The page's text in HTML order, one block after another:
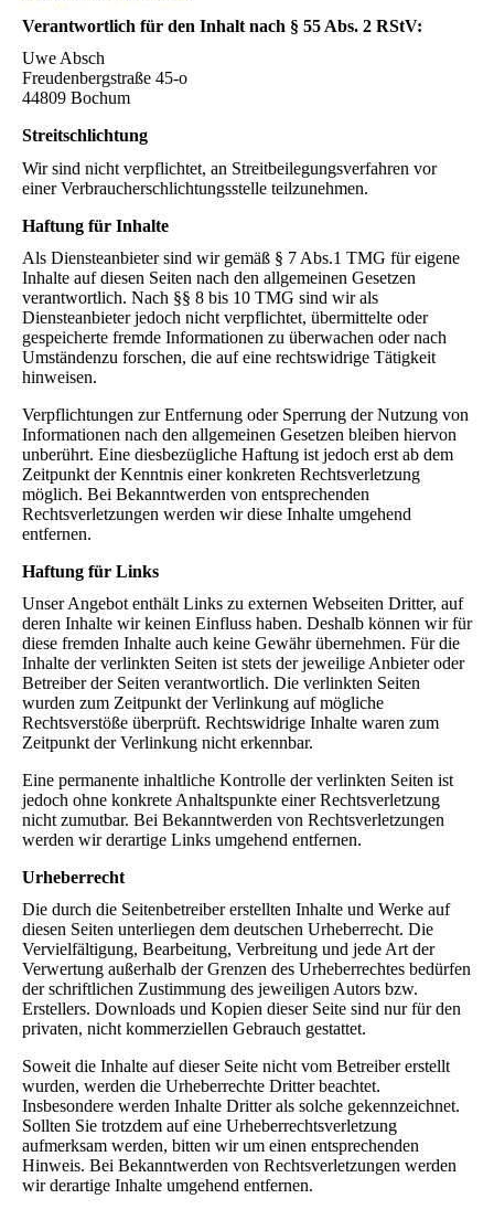
Verantwortlich für den Inhalt nach § 55 Abs. 2 RStV:
Uwe Absch
Freudenbergstraße 45-o
44809 Bochum
Streitschlichtung
Wir sind nicht verpflichtet, an Streitbeilegungsverfahren vor
einer Verbraucherschlichtungsstelle teilzunehmen.
Haftung für Inhalte
Als Diensteanbieter sind wir gemäß § 7 Abs.1 TMG für eigene
Inhalte auf diesen Seiten nach den allgemeinen Gesetzen
verantwortlich. Nach §§ 8 bis 10 TMG sind wir als
Diensteanbieter jedoch nicht verpflichtet, übermittelte oder
gespeicherte fremde Informationen zu überwachen oder nach
Umständenzu forschen, die auf eine rechtswidrige Tätigkeit
hinweisen.
Verpflichtungen zur Entfernung oder Sperrung der Nutzung von
Informationen nach den allgemeinen Gesetzen bleiben hiervon
unberührt. Eine diesbezügliche Haftung ist jedoch erst ab dem
Zeitpunkt der Kenntnis einer konkreten Rechtsverletzung
möglich. Bei Bekanntwerden von entsprechenden
Rechtsverletzungen werden wir diese Inhalte umgehend
entfernen.
Haftung für Links
Unser Angebot enthält Links zu externen Webseiten Dritter, auf
deren Inhalte wir keinen Einfluss haben. Deshalb können wir für
diese fremden Inhalte auch keine Gewähr übernehmen. Für die
Inhalte der verlinkten Seiten ist stets der jeweilige Anbieter oder
Betreiber der Seiten verantwortlich. Die verlinkten Seiten
wurden zum Zeitpunkt der Verlinkung auf mögliche
Rechtsverstöße überprüft. Rechtswidrige Inhalte waren zum
Zeitpunkt der Verlinkung nicht erkennbar.
Eine permanente inhaltliche Kontrolle der verlinkten Seiten ist
jedoch ohne konkrete Anhaltspunkte einer Rechtsverletzung
nicht zumutbar. Bei Bekanntwerden von Rechtsverletzungen
werden wir derartige Links umgehend entfernen.
Urheberrecht
Die durch die Seitenbetreiber erstellten Inhalte und Werke auf
diesen Seiten unterliegen dem deutschen Urheberrecht. Die
Vervielfältigung, Bearbeitung, Verbreitung und jede Art der
Verwertung außerhalb der Grenzen des Urheberrechtes bedürfen
der schriftlichen Zustimmung des jeweiligen Autors bzw.
Erstellers. Downloads und Kopien dieser Seite sind nur für den
privaten, nicht kommerziellen Gebrauch gestattet.
Soweit die Inhalte auf dieser Seite nicht vom Betreiber erstellt
wurden, werden die Urheberrechte Dritter beachtet.
Insbesondere werden Inhalte Dritter als solche gekennzeichnet.
Sollten Sie trotzdem auf eine Urheberrechtsverletzung
aufmerksam werden, bitten wir um einen entsprechenden
Hinweis. Bei Bekanntwerden von Rechtsverletzungen werden
wir derartige Inhalte umgehend entfernen.